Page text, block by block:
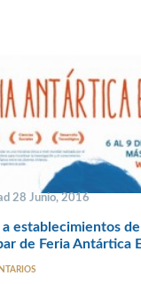
28 Junio, 2016
a establecimientos
de Feria Antártica